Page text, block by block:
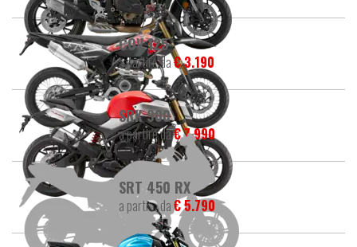
COV 125
a partire da€ 3.190
SRK 900
a partire da€ 7.990
SRT 450 RX
a partire da€ 5.790